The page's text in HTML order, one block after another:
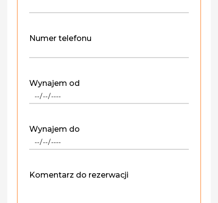
Numer telefonu
Wynajem od
Wynajem do
Komentarz do rezerwacji